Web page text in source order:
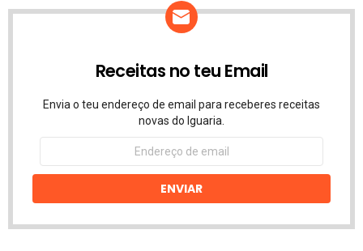
Receitas no teu Email
Envia o teu endereço de email para receberes receitas
novas do Iguaria.
Endereço
email
ENVIAR